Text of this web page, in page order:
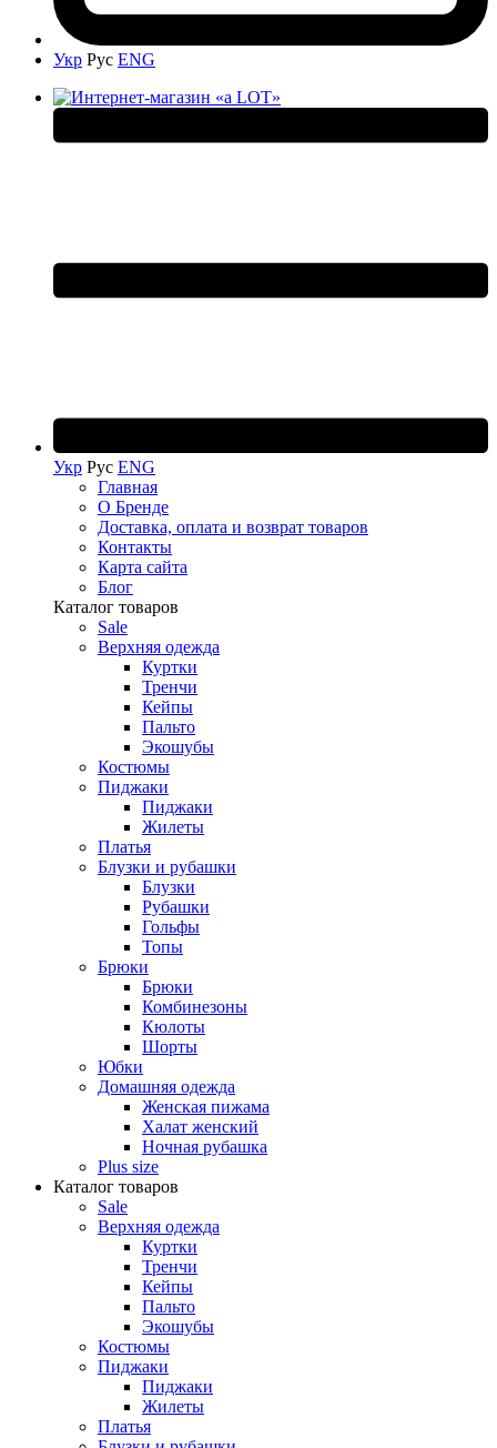
Укр Рус ENG
Укр Рус ENG
Главная
О Бренде
Доставка, оплата и возврат товаров
Контакты
Карта сайта
Блог
Каталог товаров
Sale
Верхняя одежда
Куртки
Тренчи
Кейпы
Пальто
Экошубы
Костюмы
Пиджаки
Пиджаки
Жилеты
Платья
Блузки и рубашки
Блузки
Рубашки
Гольфы
Топы
Брюки
Брюки
Комбинезоны
Кюлоты
Шорты
Юбки
Домашняя одежда
Женская пижама
Халат женский
Ночная рубашка
Plus size
Каталог товаров
Sale
Верхняя одежда
Куртки
Тренчи
Кейпы
Пальто
Экошубы
Костюмы
Пиджаки
Пиджаки
Жилеты
Платья